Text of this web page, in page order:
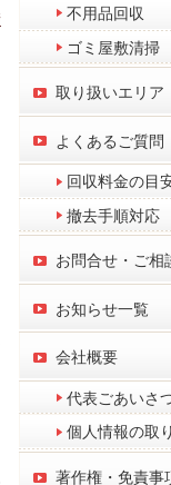
不用品回収
ゴミ屋敷清掃
取り扱いエリア
よくあるご質問
回収料金の目
撤去手順対応
お問合せ・ご相
お知らせ一覧
会社概要
代表ごあいさ
個人情報の取
著作権・免責事